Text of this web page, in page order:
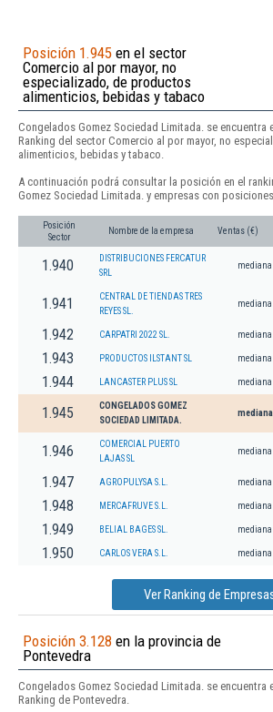
Posición 1.945 en el sector
Comercio al por mayor, no
especializado, de productos
alimenticios, bebidas y tabaco
Congelados Gomez Sociedad Limitada. se encuentra
Ranking del sector Comercio al por mayor, no
alimenticios, bebidas y tabaco.
A continuación podrá consultar la posición en el
Gomez Sociedad Limitada. y empresas con
Posición
Sector
Nombre de la empresa Ventas (€)
1.940
DISTRIBUCIONES FERCATUR
SRL
mediana
1.941
CENTRAL DE TIENDAS TRES
REYES SL.
mediana
1.942 CARPATRI 2022 SL. mediana
1.943 PRODUCTOS ILSTANT SL mediana
1.944 LANCASTER PLUS SL mediana
1.945
CONGELADOS GOMEZ
SOCIEDAD LIMITADA.
mediana
1.946
COMERCIAL PUERTO
LAJAS SL
mediana
1.947 AGROPULYSA S.L. mediana
1.948 MERCAFRUVE S.L. mediana
1.949 BELIAL BAGES SL. mediana
1.950 CARLOS VERA S.L. mediana
Ver Ranking de
Posición 3.128 en la provincia de
Pontevedra
Congelados Gomez Sociedad Limitada. se encuentra
Ranking de Pontevedra.